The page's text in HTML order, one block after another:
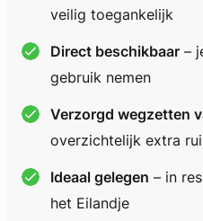
veilig toegankelijk
Direct beschikbaar –
gebruik nemen
Verzorgd wegzetten
overzichtelijk extra
Ideaal gelegen – in
het Eilandje